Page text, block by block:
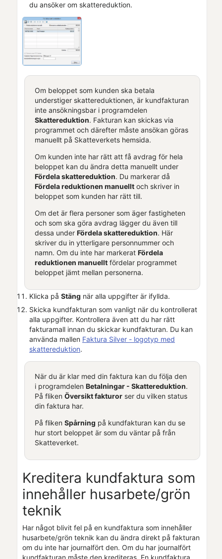
du ansöker om skattereduktion.
Om beloppet som kunden ska betala
understiger skattereduktionen, är kundfakturan
inte ansökningsbar i programdelen
Skattereduktion. Fakturan kan skickas via
programmet och därefter måste ansökan göras
manuellt på Skatteverkets hemsida.
Om kunden inte har rätt att få avdrag för hela
beloppet kan du ändra detta manuellt under
Fördela skattereduktion. Du markerar då
Fördela reduktionen manuelltoch skriver in
beloppet som kunden har rätt till.
Om det är flera personer som äger fastigheten
och som ska göra avdrag lägger du även till
dessa under Fördela skattereduktion. Här
skriver du in ytterligare personnummer och
namn. Om du inte har markerat Fördela
reduktionen manuelltfördelar programmet
beloppet jämt mellan personerna.
Klicka på Stäng när alla uppgifter är ifyllda.
Skicka kundfakturan som vanligt när du kontrollerat
alla uppgifter. Kontrollera även att du har rätt
fakturamall innan du skickar kundfakturan. Du kan
använda mallen Faktura Silver - logotyp med
skattereduktion.
När du är klar med din faktura kan du följa den
i programdelen Betalningar - Skattereduktion.
På fliken Översikt fakturorser du vilken status
din faktura har.
På fliken Spårning på kundfakturan kan du se
hur stort beloppet är som du väntar på från
Skatteverket.
Kreditera kundfaktura som
innehåller husarbete/grön
teknik
Har något blivit fel på en kundfaktura som innehåller
husarbete/grön teknik kan du ändra direkt på fakturan
om du inte har journalfört den. Om du har journalfört
kundfakturan måste den krediteras. En kundfaktura